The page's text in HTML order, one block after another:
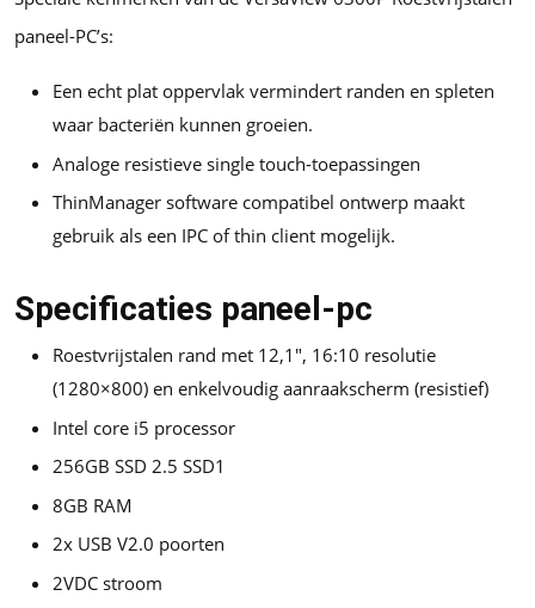
paneel-PC’s:
Een echt plat oppervlak vermindert randen en spleten
waar bacteriën kunnen groeien.
Analoge resistieve single touch-toepassingen
ThinManager software compatibel ontwerp maakt
gebruik als een IPC of thin client mogelijk.
Specificaties paneel-pc
Roestvrijstalen rand met 12,1″, 16:10 resolutie
(1280×800) en enkelvoudig aanraakscherm (resistief)
Intel core i5 processor
256GB SSD 2.5 SSD1
8GB RAM
2x USB V2.0 poorten
2VDC stroom